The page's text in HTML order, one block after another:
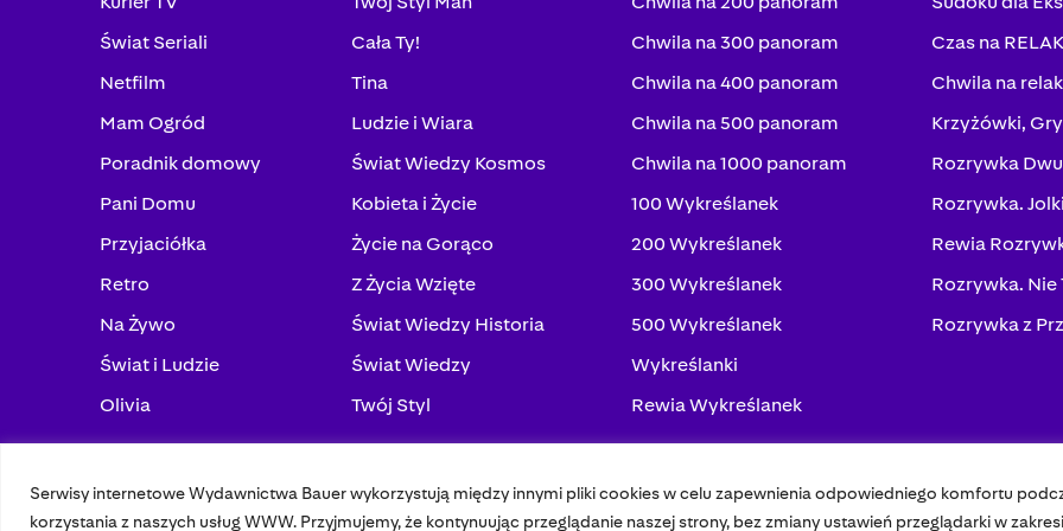
Serwisy internetowe Wydawnictwa Bauer wykorzystują między innymi pliki cookies w celu zapewnienia odpowiedniego komfortu
korzystania z naszych usług WWW. Przyjmujemy, że kontynuując przeglądanie naszej strony, bez zmiany ustawień przeglądarki w
Świat Seriali
Netfilm
Mam Ogród
Poradnik domowy
Pani Domu
Przyjaciółka
Retro
Na Żywo
Świat i Ludzie
Olivia
Cała Ty!
Tina
Ludzie i Wiara
Świat Wiedzy Kosmos
Kobieta i Życie
Życie na Gorąco
Z Życia Wzięte
Świat Wiedzy Historia
Świat Wiedzy
Twój Styl
Chwila na 300 panoram
Chwila na 400 panoram
Chwila na 500 panoram
Chwila na 1000 panoram
100 Wykreślanek
200 Wykreślanek
300 Wykreślanek
500 Wykreślanek
Wykreślanki
Rewia Wykreślanek
Czas na
Chwila na
Krzyżówki,
Rozrywka
Rozrywka. Jolki
Rewia
Rozrywka. Nie
Rozrywka z
© 2023 Bauer Media Group, All Rights Reserved.